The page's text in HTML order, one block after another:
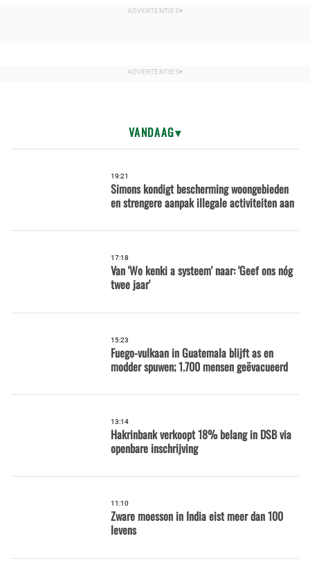
VANDAAG
19:21
Simons kondigt bescherming woongebieden
en strengere aanpak illegale activiteiten aan
17:18
Van 'Wo kenki a systeem' naar: 'Geef ons nóg
twee jaar'
15:23
Fuego-vulkaan in Guatemala blijft as en
modder spuwen; 1.700 mensen geëvacueerd
13:14
Hakrinbank verkoopt 18% belang in DSB via
openbare inschrijving
11:10
Zware moesson in India eist meer dan 100
levens